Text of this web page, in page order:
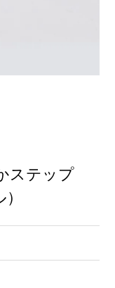
ステップ